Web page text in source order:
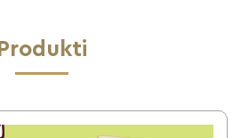
Produkti